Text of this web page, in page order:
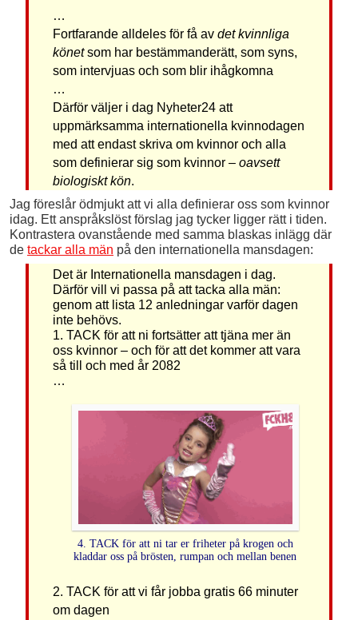
…
Fortfarande alldeles för få av det kvinnliga
könetsom har bestämmanderätt, som syns,
som intervjuas och som blir ihågkomna
…
Därför väljer i dag Nyheter24 att
uppmärksamma internationella kvinnodagen
med att endast skriva om kvinnor och alla
som definierar sig som kvinnor – oavsett
biologiskt kön.
Jag föreslår ödmjukt att vi alla definierar oss som kvinnor
idag. Ett anspråkslöst förslag jag tycker ligger rätt i tiden.
Kontrastera ovanstående med samma blaskas inlägg där
de tackar alla män på den internationella mansdagen:
Det är Internationella mansdagen i dag.
Därför vill vi passa på att tacka alla män:
genom att lista 12 anledningar varför dagen
inte behövs.
1. TACK för att ni fortsätter att tjäna mer än
oss kvinnor – och för att det kommer att vara
så till och med år 2082
…
4. TACK för att ni tar er friheter på krogen och
kladdar oss på brösten, rumpan och mellan benen
2. TACK för att vi får jobba gratis 66 minuter
om dagen